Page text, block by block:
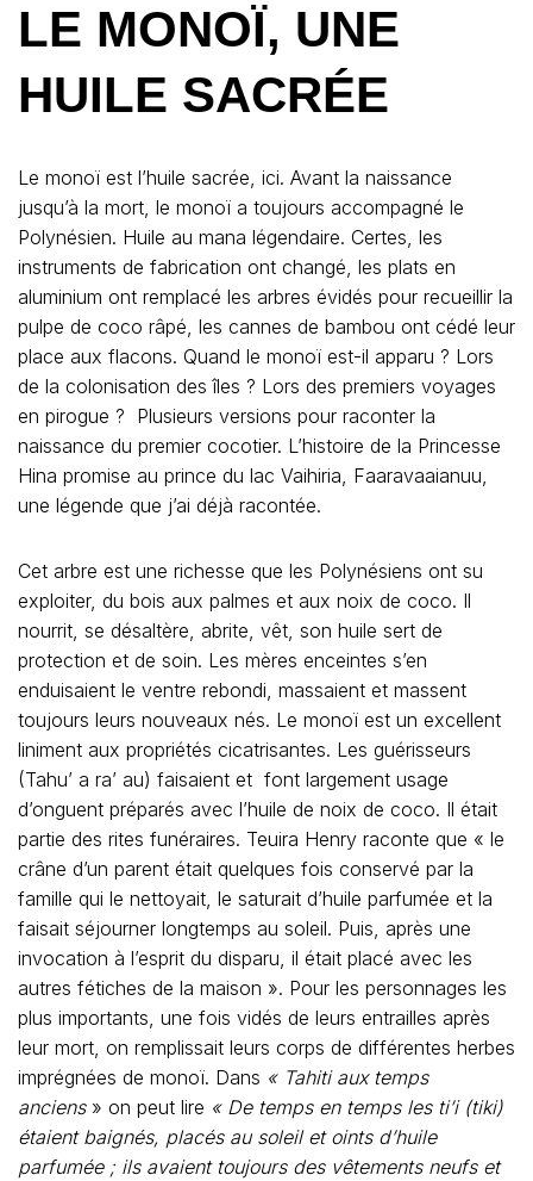
LE MONOÏ, UNE
HUILE SACRÉE
Le monoï est l’huile sacrée, ici. Avant la naissance
jusqu’à la mort, le monoï a toujours accompagné le
Polynésien. Huile au mana légendaire. Certes, les
instruments de fabrication ont changé, les plats en
aluminium ont remplacé les arbres évidés pour recueillir la
pulpe de coco râpé, les cannes de bambou ont cédé leur
place aux flacons. Quand le monoï est-il apparu ? Lors
de la colonisation des îles ? Lors des premiers voyages
en pirogue ? Plusieurs versions pour raconter la
naissance du premier cocotier. L’histoire de la Princesse
Hina promise au prince du lac Vaihiria, Faaravaaianuu,
une légende que j’ai déjà racontée.
Cet arbre est une richesse que les Polynésiens ont su
exploiter, du bois aux palmes et aux noix de coco. Il
nourrit, se désaltère, abrite, vêt, son huile sert de
protection et de soin. Les mères enceintes s’en
enduisaient le ventre rebondi, massaient et massent
toujours leurs nouveaux nés. Le monoï est un excellent
liniment aux propriétés cicatrisantes. Les guérisseurs
(Tahu’ a ra’ au) faisaient et font largement usage
d’onguent préparés avec l’huile de noix de coco. Il était
partie des rites funéraires. Teuira Henry raconte que « le
crâne d’un parent était quelques fois conservé par la
famille qui le nettoyait, le saturait d’huile parfumée et la
faisait séjourner longtemps au soleil. Puis, après une
invocation à l’esprit du disparu, il était placé avec les
autres fétiches de la maison ». Pour les personnages les
plus importants, une fois vidés de leurs entrailles après
leur mort, on remplissait leurs corps de différentes herbes
imprégnées de monoï. Dans « Tahiti aux temps
anciens» on peut lire « De temps en temps les ti’i (tiki)
étaient baignés, placés au soleil et oints d’huile
parfumée ; ils avaient toujours des vêtements neufs et